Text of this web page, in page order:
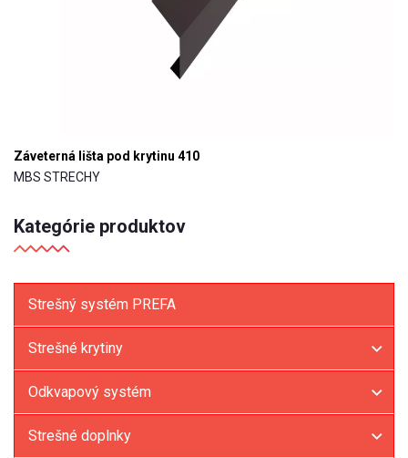
Kategórie produktov
Strešný systém PREFA
Strešné krytiny
Odkvapový systém
Strešné doplnky
Záveterná lišta pod krytinu 410
MBS STRECHY